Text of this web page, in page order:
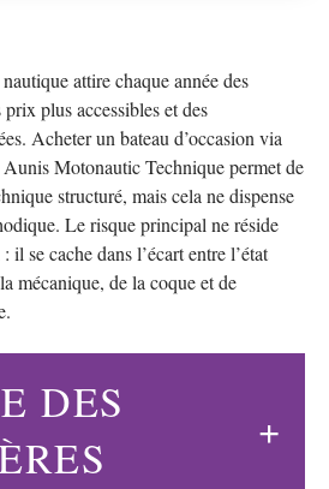
attire chaque année des
plus accessibles et des
Acheter un bateau d’occasion via
Motonautic Technique permet de
structuré, mais cela ne dispense
Le risque principal ne réside
il se cache dans l’écart entre l’état
mécanique, de la coque et de
DES